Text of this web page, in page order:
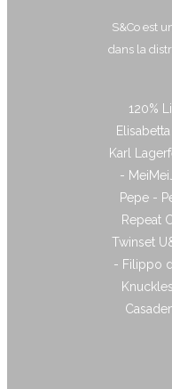
S&Co est
dans la
120%
Karl
-
Pepe -
Repeat
Twinset
- Filippo